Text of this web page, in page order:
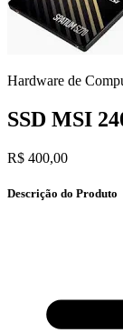
Hardware de
SSD MSI
R$ 400,00
Descrição do Produto